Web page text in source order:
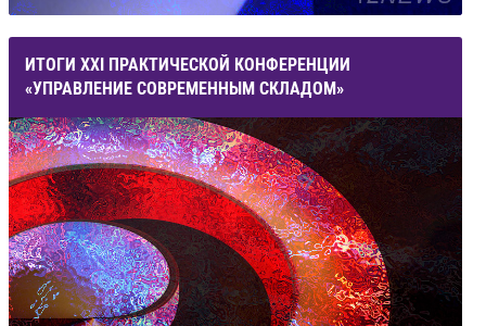
ИТОГИ XXI ПРАКТИЧЕСКОЙ КОНФЕРЕНЦИИ
«УПРАВЛЕНИЕ СОВРЕМЕННЫМ СКЛАДОМ»